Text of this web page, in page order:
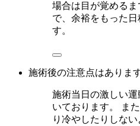
場合は目が覚める
で、余裕をもった
す。
施術後の注意点はありま
施術当日の激しい
いております。 ま
り冷やしたりしな